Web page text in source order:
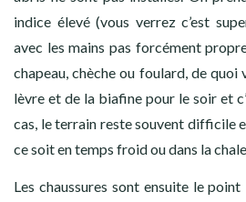
indice élevé (vous verrez c’est
avec les mains pas forcément
chapeau, chèche ou foulard, de quoi
lèvre et de la biafine pour le soir et
cas, le terrain reste souvent difficile
ce soit en temps froid ou dans la
Les chaussures sont ensuite le